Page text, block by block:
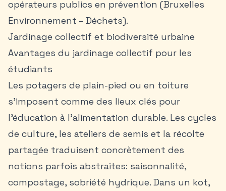
opérateurs publics en prévention (Bruxelles
Environnement – Déchets).
Jardinage collectif et biodiversité urbaine
Avantages du jardinage collectif pour les
étudiants
Les potagers de plain-pied ou en toiture
s’imposent comme des lieux clés pour
l’éducation à l’alimentation durable. Les cycles
de culture, les ateliers de semis et la récolte
partagée traduisent concrètement des
notions parfois abstraites: saisonnalité,
compostage, sobriété hydrique. Dans un kot,